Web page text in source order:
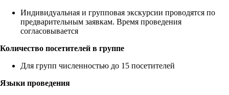
Индивидуальная и групповая экскурсии проводятся по
предварительным заявкам. Время проведения
согласовывается
Количество посетителей в группе
Для групп численностью до 15 посетителей
Языки проведения